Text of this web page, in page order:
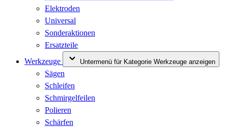
Elektroden
Universal
Sonderaktionen
Ersatzteile
Werkzeuge
Untermenü für Kategorie Werkzeuge anzeigen
Sägen
Schleifen
Schmirgelfeilen
Polieren
Schärfen